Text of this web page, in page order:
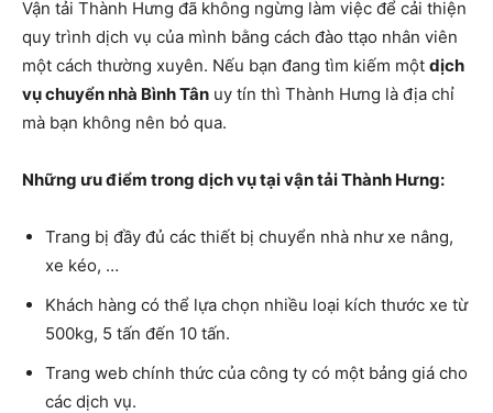
Vận tải Thành Hưng đã không ngừng làm việc để cải thiện
quy trình dịch vụ của mình bằng cách đào ttạo nhân viên
một cách thường xuyên. Nếu bạn đang tìm kiếm một dịch
vụ chuyển nhà Bình Tân uy tín thì Thành Hưng là địa chỉ
mà bạn không nên bỏ qua.
Những ưu điểm trong dịch vụ tại vận tải Thành Hưng:
Trang bị đầy đủ các thiết bị chuyển nhà như xe nâng,
xe kéo, …
Khách hàng có thể lựa chọn nhiều loại kích thước xe từ
500kg, 5 tấn đến 10 tấn.
Trang web chính thức của công ty có một bảng giá cho
các dịch vụ.